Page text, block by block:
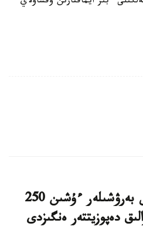
ا ق ش كەيبىر ءوتىنىش بەرۋشىلەر ءۇشىن 250
دەپوزيتتەر ەنگىزدى